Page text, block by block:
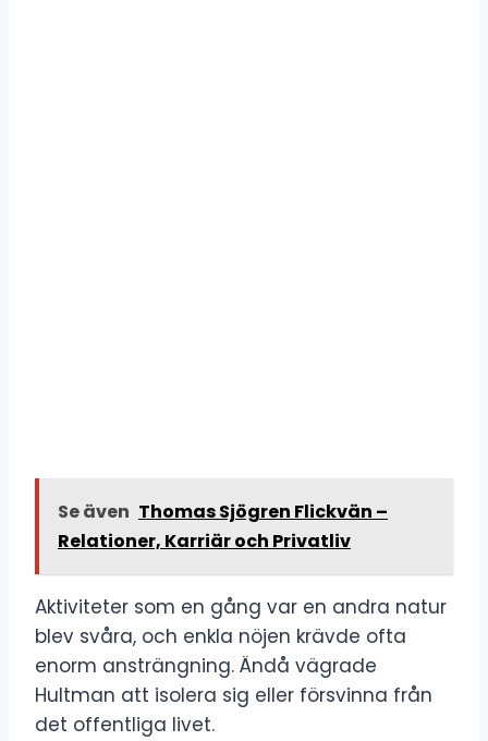
Se även Thomas Sjögren Flickvän –
Relationer, Karriär och Privatliv
Aktiviteter som en gång var en andra natur
blev svåra, och enkla nöjen krävde ofta
enorm ansträngning. Ändå vägrade
Hultman att isolera sig eller försvinna från
det offentliga livet.